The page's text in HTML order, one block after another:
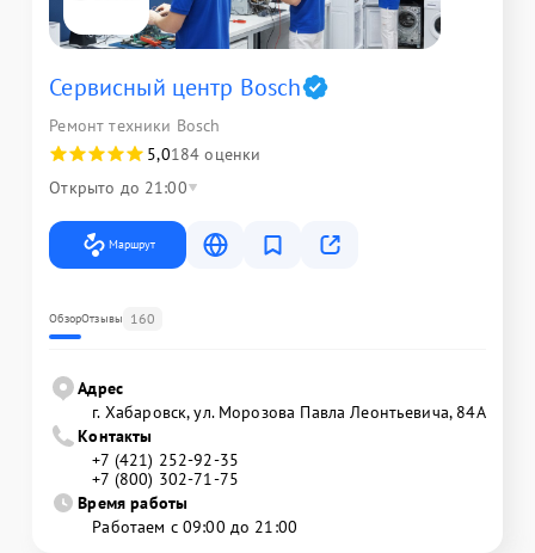
Сервисный центр Bosch
Ремонт техники Bosch
5,0184 оценки
Открыто до 21:00
Маршрут
ОбзорОтзывы 160
Адрес
г. Хабаровск, ул. Морозова Павла Леонтьевича, 84А
Контакты
+7 (421) 252-92-35
+7 (800) 302-71-75
Время работы
Работаем с 09:00 до 21:00